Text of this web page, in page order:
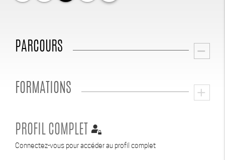
PARCOURS remove
FORMATIONS add
PROFIL COMPLET
Connectez-vous pour accéder au profil complet